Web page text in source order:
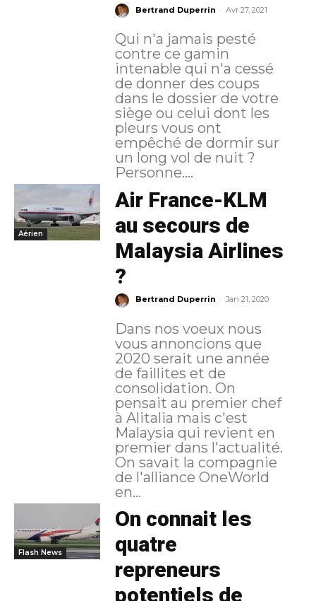
Bertrand Duperrin - Avr 27, 2021
Qui n'a jamais pesté
contre ce gamin
intenable qui n'a cessé
de donner des coups
dans le dossier de votre
siège ou celui dont les
pleurs vous ont
empêché de dormir sur
un long vol de nuit ?
Personne....
Aérien
Air France-KLM
au secours de
Malaysia Airlines
?
Bertrand Duperrin - Jan 21, 2020
Dans nos voeux nous
vous annoncions que
2020 serait une année
de faillites et de
consolidation. On
pensait au premier chef
à Alitalia mais c'est
Malaysia qui revient en
premier dans l'actualité.
On savait la compagnie
de l'alliance OneWorld
en...
Flash News
On connait les
quatre
repreneurs
potentiels de